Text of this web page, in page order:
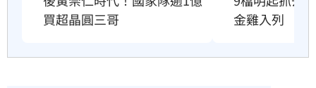
買超晶圓三哥
金雞入列